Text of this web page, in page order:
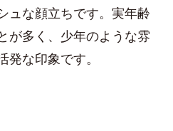
ュな顔立ちです。実年齢
が多く、少年のような雰
な印象です。